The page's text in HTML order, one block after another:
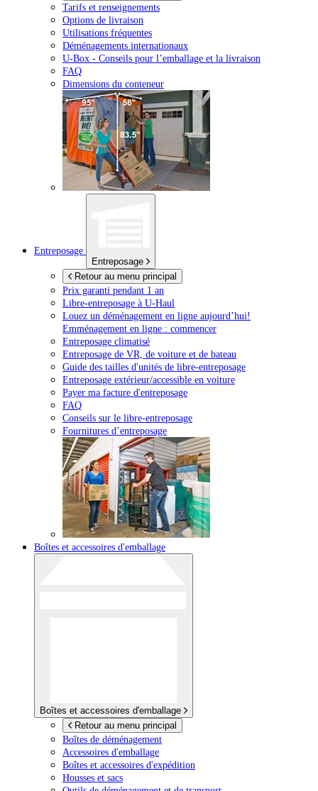
Tarifs et renseignements
Options de livraison
Utilisations fréquentes
Déménagements internationaux
U-Box - Conseils pour l’emballage et la livraison
FAQ
Dimensions du conteneur
Entreposage
Entreposage
Retour au menu principal
Prix garanti pendant 1 an
Libre-entreposage à U-Haul
Louez un déménagement en ligne aujourd’hui!
Emménagement en ligne : commencer
Entreposage climatisé
Entreposage de VR, de voiture et de bateau
Guide des tailles d'unités de libre-entreposage
Entreposage extérieur/accessible en voiture
Payer ma facture d'entreposage
FAQ
Conseils sur le libre-entreposage
Fournitures d’entreposage
Boîtes et accessoires d'emballage
Boîtes et accessoires d'emballage
Retour au menu principal
Boîtes de déménagement
Accessoires d'emballage
Boîtes et accessoires d'expédition
Housses et sacs